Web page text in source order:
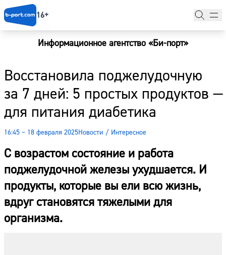
16+
Информационное агентство «Би-порт»
Восстановила поджелудочную
за 7 дней: 5 простых продуктов —
для питания диабетика
16:45 – 18 февраля 2025Новости / Интересное
С возрастом состояние и работа
поджелудочной железы ухудшается. И
продукты, которые вы ели всю жизнь,
вдруг становятся тяжелыми для
организма.
Новости
Наши гости
Фоторепортажи
Погода
Курсы валют